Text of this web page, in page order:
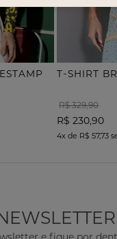
R$ 329,90
R$ 230,90
4x de R$ 57,73
e fique por